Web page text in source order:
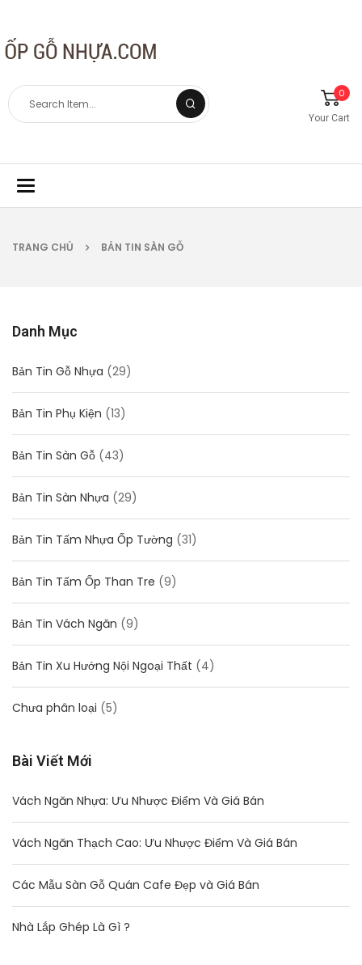
0
Your Cart
Toggle
navigation
TRANG CHỦ BẢN TIN SÀN GỖ
Danh Mục
Bản Tin Gỗ Nhựa (29)
Bản Tin Phụ Kiện (13)
Bản Tin Sàn Gỗ (43)
Bản Tin Sàn Nhựa (29)
Bản Tin Tấm Nhựa Ốp Tường (31)
Bản Tin Tấm Ốp Than Tre (9)
Bản Tin Vách Ngăn (9)
Bản Tin Xu Hướng Nội Ngoại Thất (4)
Chưa phân loại (5)
Bài Viết Mới
Vách Ngăn Nhựa: Ưu Nhược Điểm Và Giá Bán
Vách Ngăn Thạch Cao: Ưu Nhược Điểm Và Giá Bán
Các Mẫu Sàn Gỗ Quán Cafe Đẹp và Giá Bán
Nhà Lắp Ghép Là Gì ?